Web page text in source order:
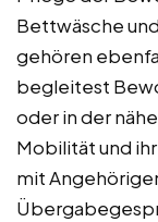
Bettwäsche
gehören
begleitest
oder in der
Mobilität und
mit